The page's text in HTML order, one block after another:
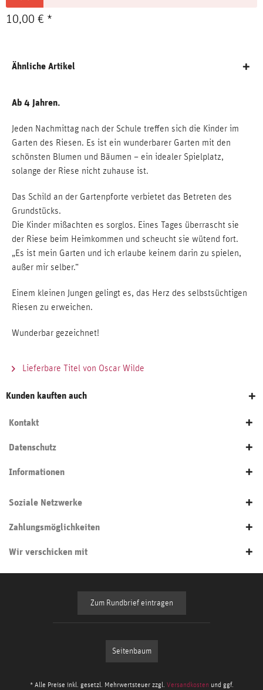
10,00 € *
Ähnliche Artikel
Ab 4 Jahren.
Jeden Nachmittag nach der Schule treffen sich die Kinder im
Garten des Riesen. Es ist ein wunderbarer Garten mit den
schönsten Blumen und Bäumen – ein idealer Spielplatz,
solange der Riese nicht zuhause ist.
Das Schild an der Gartenpforte verbietet das Betreten des
Grundstücks.
Die Kinder mißachten es sorglos. Eines Tages überrascht sie
der Riese beim Heimkommen und scheucht sie wütend fort.
„Es ist mein Garten und ich erlaube keinem darin zu spielen,
außer mir selber.“
Einem kleinen Jungen gelingt es, das Herz des selbstsüchtigen
Riesen zu erweichen.
Wunderbar gezeichnet!
Lieferbare Titel von Oscar Wilde
Kunden kauften auch
Kontakt
Datenschutz
Informationen
Soziale Netzwerke
Zahlungsmöglichkeiten
Wir verschicken mit
Zum Rundbrief eintragen
Seitenbaum
* Alle Preise inkl. gesetzl. Mehrwertsteuer zzgl. Versandkosten und ggf.